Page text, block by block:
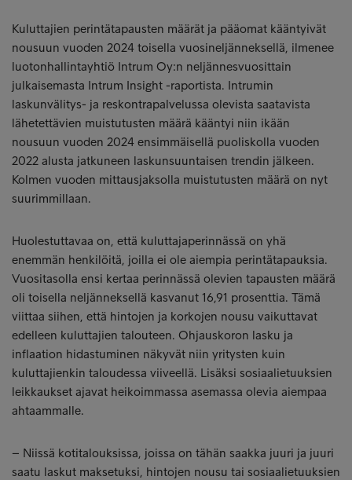
Kuluttajien perintätapausten määrät ja pääomat kääntyivät
nousuun vuoden 2024 toisella vuosineljänneksellä, ilmenee
luotonhallintayhtiö Intrum Oy:n neljännesvuosittain
julkaisemasta Intrum Insight -raportista. Intrumin
laskunvälitys- ja reskontrapalvelussa olevista saatavista
lähetettävien muistutusten määrä kääntyi niin ikään
nousuun vuoden 2024 ensimmäisellä puoliskolla vuoden
2022 alusta jatkuneen laskunsuuntaisen trendin jälkeen.
Kolmen vuoden mittausjaksolla muistutusten määrä on nyt
suurimmillaan.
Huolestuttavaa on, että kuluttajaperinnässä on yhä
enemmän henkilöitä, joilla ei ole aiempia perintätapauksia.
Vuositasolla ensi kertaa perinnässä olevien tapausten määrä
oli toisella neljänneksellä kasvanut 16,91 prosenttia. Tämä
viittaa siihen, että hintojen ja korkojen nousu vaikuttavat
edelleen kuluttajien talouteen. Ohjauskoron lasku ja
inflaation hidastuminen näkyvät niin yritysten kuin
kuluttajienkin taloudessa viiveellä. Lisäksi sosiaalietuuksien
leikkaukset ajavat heikoimmassa asemassa olevia aiempaa
ahtaammalle.
– Niissä kotitalouksissa, joissa on tähän saakka juuri ja juuri
saatu laskut maksetuksi, hintojen nousu tai sosiaalietuuksien